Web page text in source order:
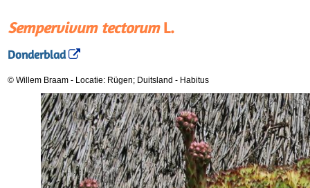
Sempervivum tectorumL.
Donderblad
© Willem Braam - Locatie: Rügen; Duitsland - Habitus